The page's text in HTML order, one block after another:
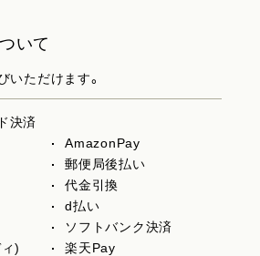
いて
いただけます。
決済
AmazonPay
郵便局後払い
代金引換
d払い
ソフトバンク決済
)
楽天Pay